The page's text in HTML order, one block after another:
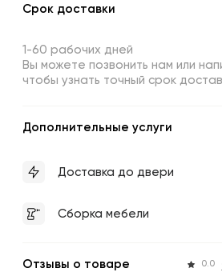
Срок доставки
1-60 рабочих дней
Вы можете позвонить нам или
чтобы узнать точный срок
Дополнительные услуги
Доставка до двери
Сборка мебели
Отзывы о товаре 0.0